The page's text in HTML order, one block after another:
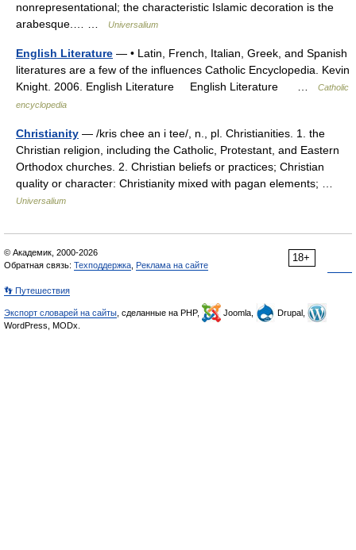
nonrepresentational; the characteristic Islamic decoration is the
arabesque.… …
Universalium
English Literature — • Latin, French, Italian, Greek, and Spanish
literatures are a few of the influences Catholic Encyclopedia. Kevin
Knight. 2006. English Literature English Literature …
Catholic
encyclopedia
Christianity — /kris chee an i tee/, n., pl. Christianities. 1. the
Christian religion, including the Catholic, Protestant, and Eastern
Orthodox churches. 2. Christian beliefs or practices; Christian
quality or character: Christianity mixed with pagan elements; …
Universalium
18+
© Академик, 2000-2026
Обратная связь: Техподдержка Реклама на сайте
👣 Путешествия
Экспорт словарей на сайты , сделанные на PHP, Joomla,
Drupal,
WordPress, MODx.